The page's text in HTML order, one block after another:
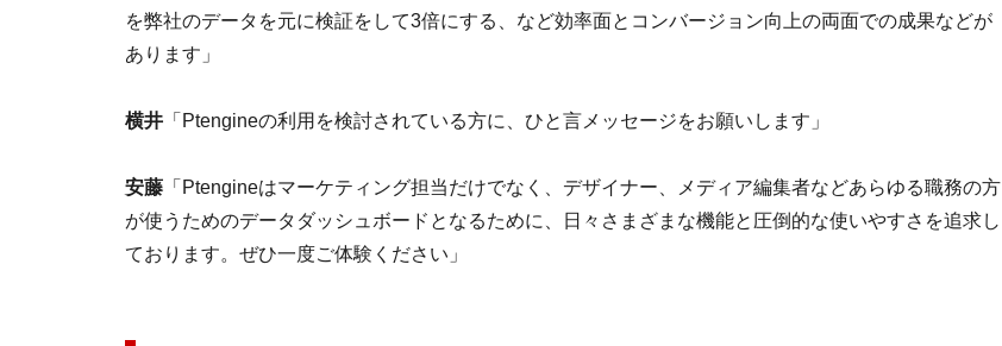
を弊社のデータを元に検証をして3倍にする、など効率面とコンバージョン向上の両面での成果などが
あります」
横井 「Ptengineの利用を検討されている方に、ひと言メッセージをお願いします」
安藤 「Ptengineはマーケティング担当だけでなく、デザイナー、メディア編集者などあらゆる職務の方
が使うためのデータダッシュボードとなるために、日々さまざまな機能と圧倒的な使いやすさを追求し
ております。ぜひ一度ご体験ください」